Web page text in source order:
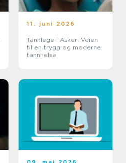
11. juni 2026
Tannlege i Asker: Veien
til en trygg og moderne
tannhelse